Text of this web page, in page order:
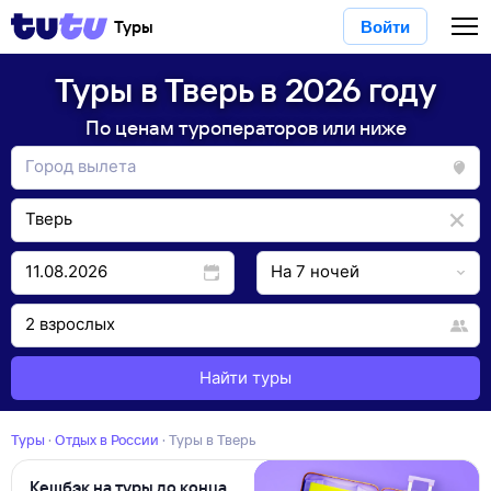
Туры Войти
Туры в Тверь в 2026 году
По ценам туроператоров или ниже
Найти туры
Туры · Отдых в России · Туры в Тверь